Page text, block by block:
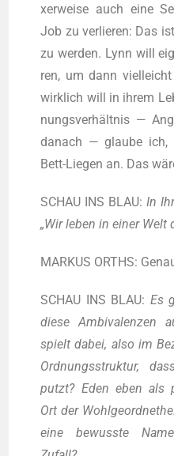
xer­wei­se auch eine
Job zu ver­lie­ren: Das
zu wer­den. Lynn will
ren, um dann
wirk­lich will in ihrem
nungs­ver­hält­nis —
danach — glau­be ich,
Bett-Lie­gen an. Das
SCHAU INS BLAU: In
„Wir leben in einer Welt
MARKUS ORTHS:
SCHAU INS BLAU: Es
die­se Ambi­va­len­zen
spielt dabei, also im
Ord­nungs­struk­tur,
putzt? Eden eben als
Ort der
eine bewuss­te